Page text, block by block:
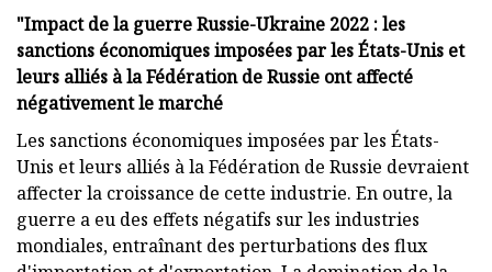
"Impact de la guerre Russie-Ukraine 2022 : les
sanctions économiques imposées par les États-Unis et
leurs alliés à la Fédération de Russie ont affecté
négativement le marché
Les sanctions économiques imposées par les États-
Unis et leurs alliés à la Fédération de Russie devraient
affecter la croissance de cette industrie. En outre, la
guerre a eu des effets négatifs sur les industries
mondiales, entraînant des perturbations des flux